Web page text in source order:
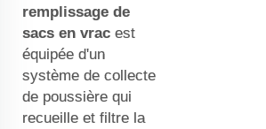
remplissage de
sacs en vrac est
équipée d'un
système de collecte
de poussière qui
recueille et filtre la